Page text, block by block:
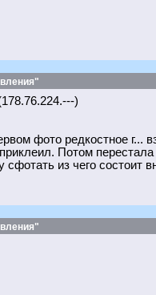
)
фото редкостное
Потом
из чего состоит